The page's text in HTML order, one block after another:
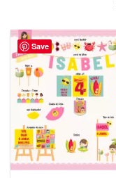
Save